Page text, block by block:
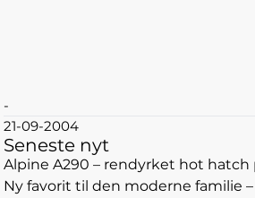
-
21-09-2004
Seneste nyt
Alpine A290 – rendyrket hot hatch
Ny favorit til den moderne familie